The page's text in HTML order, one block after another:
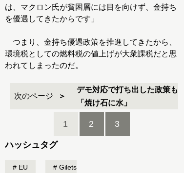
は、マクロン氏が貧困層には目を向けず、金持ち
を優遇してきたからです」
つまり、金持ち優遇政策を推進してきたから、
環境税としての燃料税の値上げが大衆課税だと思
われてしまったのだ。
次のページ
デモ対応で打ち出した政策も
「焼け石に水」
1 2 3
ハッシュタグ
EU Gilets